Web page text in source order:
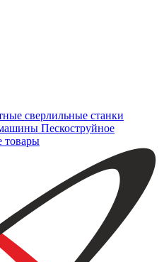
сверлильные станки
Пескоструйное
товары